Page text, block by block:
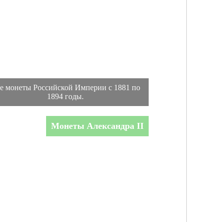
монеты Российской Империи с 1881 по
1894 годы.
Монеты Александра II